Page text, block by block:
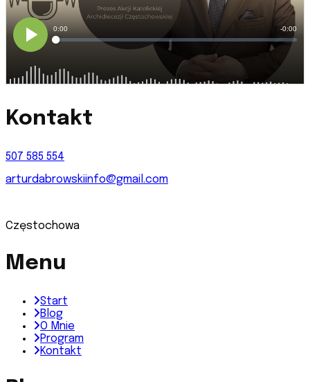
Kontakt
507 585 554
arturdabrowskiinfo@gmail.com
Częstochowa
Menu
Start
Blog
O Mnie
Program
Kontakt